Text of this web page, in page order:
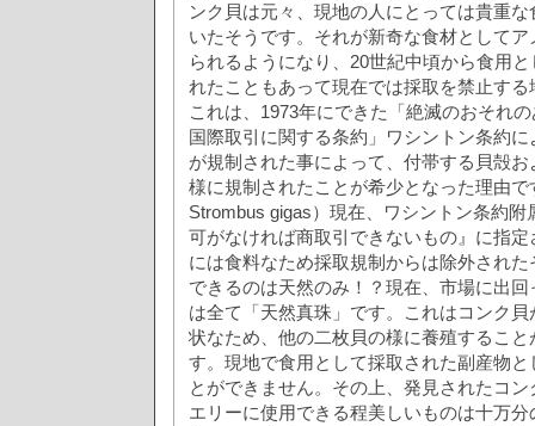
ンク貝は元々、現地の人にとっては貴重
いたそうです。それが新奇な食材として
られるようになり、20世紀中頃から食用
れたこともあって現在では採取を禁止す
これは、1973年にできた「絶滅のおそれ
国際取引に関する条約」ワシントン条約
が規制された事によって、付帯する貝殻
様に規制されたことが希少となった理由
Strombus gigas）現在、ワシントン条約
可がなければ商取引できないもの』に指
には食料なため採取規制からは除外され
できるのは天然のみ！？現在、市場に出
は全て「天然真珠」です。これはコンク
状なため、他の二枚貝の様に養殖するこ
す。現地で食用として採取された副産物
とができません。その上、発見されたコ
エリーに使用できる程美しいものは十万